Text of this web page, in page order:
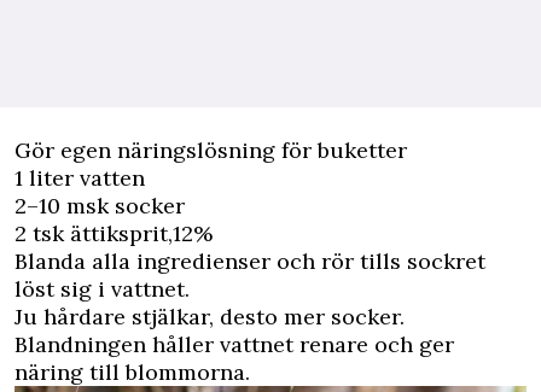
Gör egen näringslösning för buketter
1 liter vatten
2–10 msk socker
2 tsk ättiksprit,12%
Blanda alla ingredienser och rör tills ­sockret
löst sig i vattnet.
Ju hårdare stjälkar, ­desto mer socker.
Blandningen håller ­vattnet renare och ger
näring till blommorna.